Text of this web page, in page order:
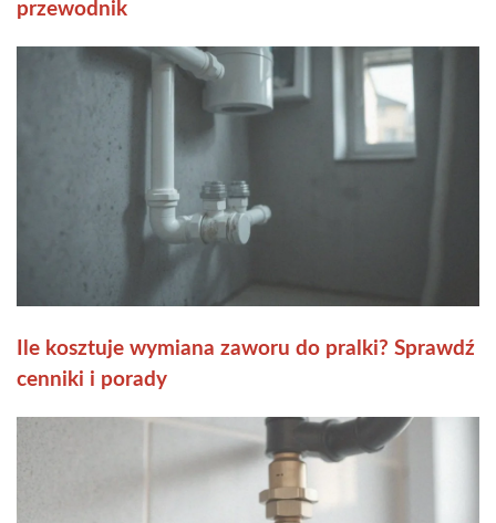
przewodnik
Ile kosztuje wymiana zaworu do pralki? Sprawdź
cenniki i porady